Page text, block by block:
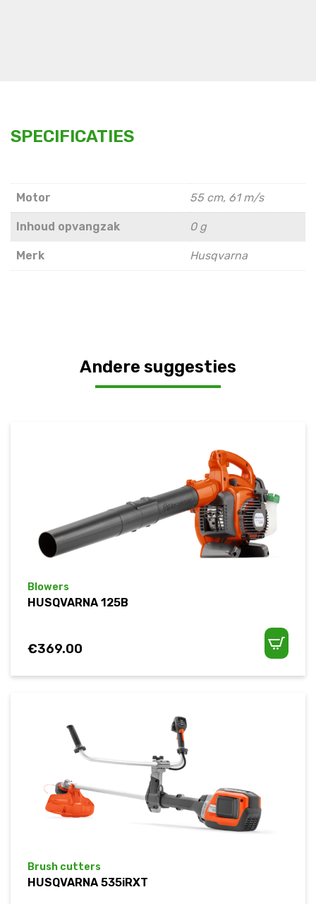
SPECIFICATIES
Motor 55 cm, 61 m/s
Inhoud opvangzak 0 g
Merk Husqvarna
Andere suggesties
Blowers
HUSQVARNA 125B
€369.00
Brush cutters
HUSQVARNA 535iRXT